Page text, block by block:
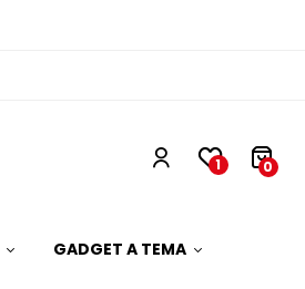
1 0
GADGET A TEMA